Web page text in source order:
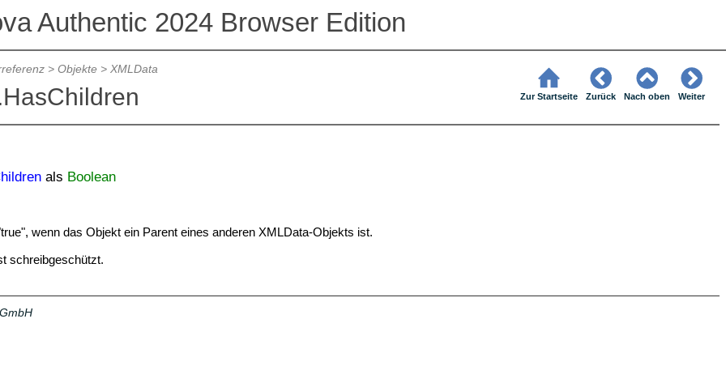
Authentic 2024 Browser Edition
> Objekte> XMLData
Zur Startseite Zurück Nach oben Weiter
als Boolean
wenn das Objekt ein Parent eines anderen XMLData-Objekts ist.
schreibgeschützt.